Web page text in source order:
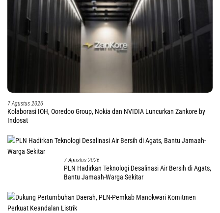
7 Agustus 2026
Kolaborasi IOH, Ooredoo Group, Nokia dan NVIDIA Luncurkan Zankore by
Indosat
7 Agustus 2026
PLN Hadirkan Teknologi Desalinasi Air Bersih di Agats,
Bantu Jamaah-Warga Sekitar